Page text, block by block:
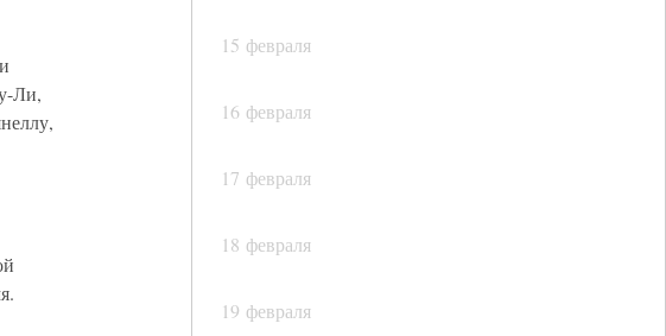
15 февраля
16 февраля
17 февраля
18 февраля
19 февраля
Ли,